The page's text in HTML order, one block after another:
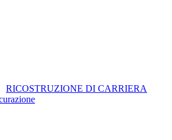
RICOSTRUZIONE DI CARRIERA